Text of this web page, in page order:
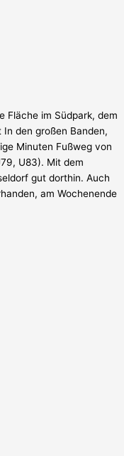
Fläche im Südpark, dem
den großen Banden,
Minuten Fußweg von
U83). Mit dem
gut dorthin. Auch
am Wochenende